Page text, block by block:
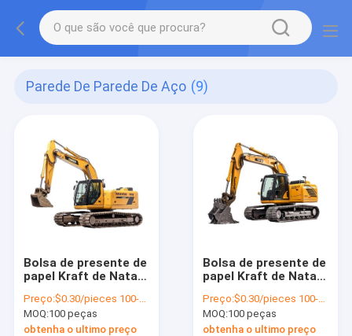
Parede De Parede De Aço (9)
Bolsa de presente de
papel Kraft de Natal
logotipo para a festa
de Natal
Preço:$0.30/pieces 100-1999 pieces
MOQ:100 peças
obtenha o ultimo preço
Bolsa de presente de
papel Kraft de Natal
logotipo para a festa
de Natal
Preço:$0.30/pieces 100-1999 pieces
MOQ:100 peças
obtenha o ultimo preço